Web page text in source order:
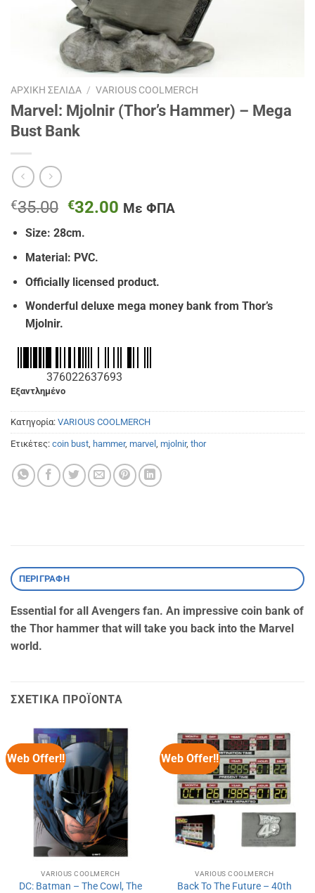
ΑΡΧΙΚΉ ΣΕΛΊΔΑ / VARIOUS COOLMERCH
Marvel: Mjolnir (Thor’s Hammer) – Mega
Bust Bank
€35.00 Original
was:
€35.00.
€32.00 Η
€32.00.
Με ΦΠΑ
Size: 28cm.
Material: PVC.
Officially licensed product.
Wonderful deluxe mega money bank from Thor’s
Mjolnir.
376022637693
Εξαντλημένο
Κατηγορία: VARIOUS COOLMERCH
Ετικέτες: coin bust, hammer, marvel , mjolnir, thor
ΠΕΡΙΓΡΑΦΉ
Essential for all Avengers fan. An impressive coin bank of
the Thor hammer that will take you back into the Marvel
world.
ΣΧΕΤΙΚΆ ΠΡΟΪΌΝΤΑ
Web Offer!!
VARIOUS COOLMERCH
DC: Batman – The Cowl, The
Web Offer!!
VARIOUS COOLMERCH
Back To The Future – 40th